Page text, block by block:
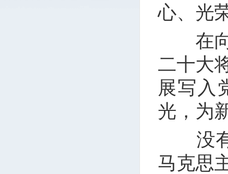
心、光
在向
二十大
展写入
光，为
没有
马克思